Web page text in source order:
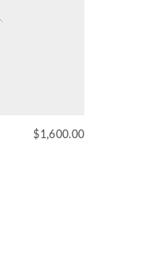
$1,600.00